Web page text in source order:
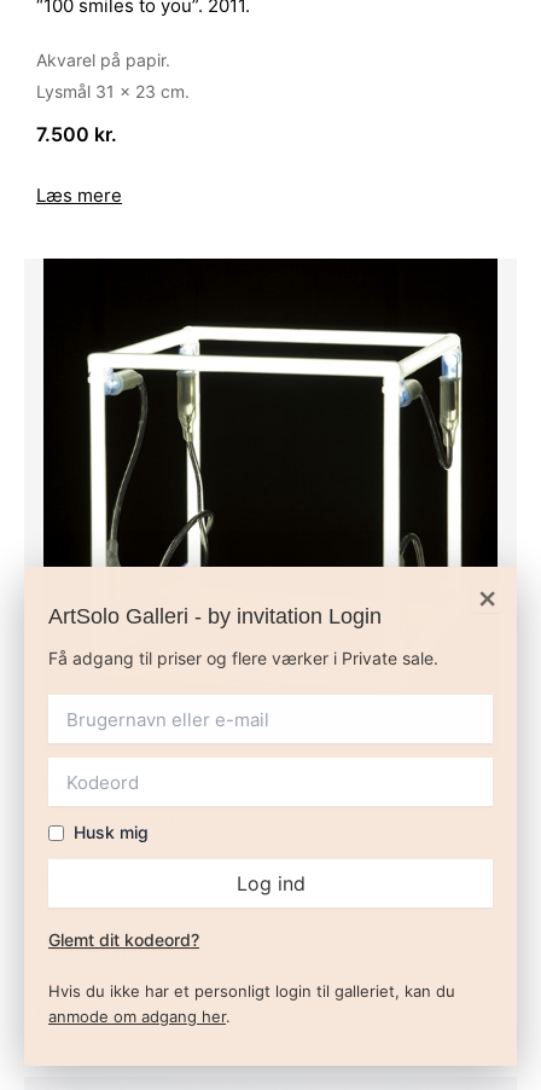
“100 smiles to you”. 2011.
Akvarel på papir.
Lysmål 31 x 23 cm.
7.500 kr.
Læs mere
Jeppe Hein
“Small Neon Cube”. 2005.
Neonrør, sensor og transformator. Edition på 15 plus to AP.
30 x 30 x 30 cm.
52.000 kr.
Læs mere
×
ArtSolo Galleri - by invitation Login
Få adgang til priser og flere værker i Private sale.
Husk mig
Log ind
Glemt dit kodeord?
Hvis du ikke har et personligt login til galleriet, kan du
anmode om adgang her.